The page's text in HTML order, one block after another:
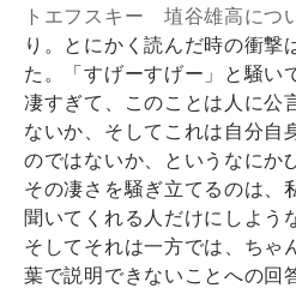
トエフスキー 埴谷雄高につ
り。とにかく読んだ時の衝撃
た。「すげーすげー」と騒い
凄すぎて、このことは人に公
ないか、そしてこれは自分自
のではないか、というなにか
その凄さを騒ぎ立てるのは、
聞いてくれる人だけにしよう
そしてそれは一方では、ちゃ
葉で説明できないことへの回